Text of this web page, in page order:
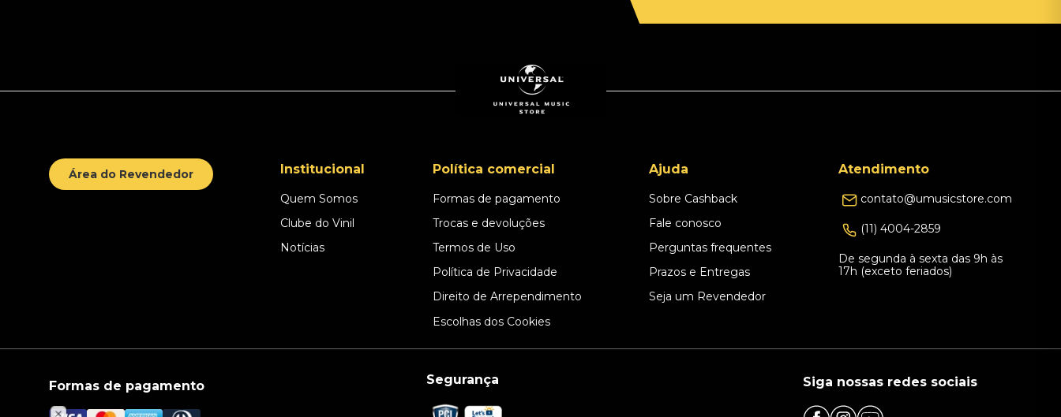
Área do Revendedor Institucional
Quem Somos
Clube do Vinil
Notícias
Política comercial
Formas de pagamento
Trocas e devoluções
Termos de Uso
Política de Privacidade
Direito de Arrependimento
Escolhas dos Cookies
Ajuda
Sobre Cashback
Fale conosco
Perguntas frequentes
Prazos e Entregas
Seja um Revendedor
Atendimento
contato@umusicstore.com
(11) 4004-2859
De segunda à sexta das 9h às
17h (exceto feriados)
Formas de pagamento Segurança Siga nossas redes sociais